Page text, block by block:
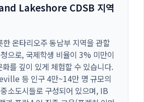
Lakeshore CDSB 지역
온타리오주 동남부 지역을 관할
으로, 국제학생 비율이 3% 미만이
를 깊이 있게 체험할 수 있습니다.
등 인구 4만~14만 명 규모의
소도시들로 구성되어 있으며, IB